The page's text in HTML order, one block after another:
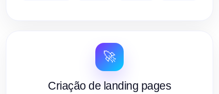
🚀
Criação de landing pages